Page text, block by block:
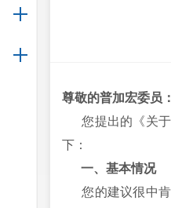
尊敬的普加宏委员
您提出的《关于
下：
一、基本情况
您的建议很中肯